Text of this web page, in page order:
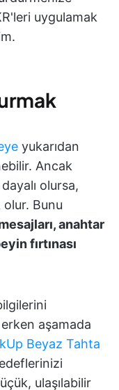
uygulamak
yukarıdan
Ancak
olursa,
olur. Bunu
mesajları, anahtar
fırtınası
aşamada
Beyaz Tahta
ulaşılabilir